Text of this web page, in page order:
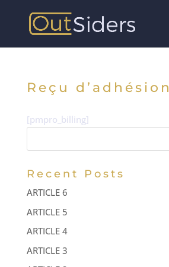
Reçu d’adhésion
[pmpro_billing]
Recent Posts
ARTICLE 6
ARTICLE 5
ARTICLE 4
ARTICLE 3